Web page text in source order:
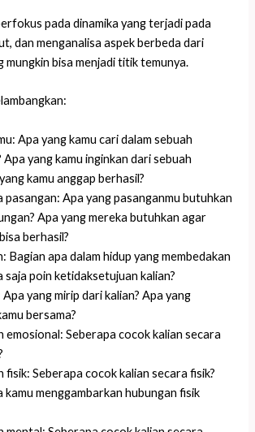
pada dinamika yang terjadi pada
dan menganalisa aspek berbeda dari
mungkin bisa menjadi titik temunya.
Apa yang kamu cari dalam sebuah
Apa yang kamu inginkan dari sebuah
kamu anggap berhasil?
pasangan: Apa yang pasanganmu butuhkan
Apa yang mereka butuhkan agar
berhasil?
Bagian apa dalam hidup yang membedakan
saja poin ketidaksetujuan kalian?
yang mirip dari kalian? Apa yang
bersama?
emosional: Seberapa cocok kalian secara
fisik: Seberapa cocok kalian secara fisik?
kamu menggambarkan hubungan fisik